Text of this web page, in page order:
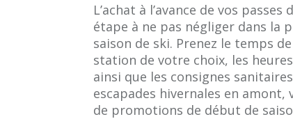
L’achat à l’avance de vos
étape à ne pas négliger dans la
saison de ski. Prenez le temps
station de votre choix, les
ainsi que les consignes
escapades hivernales en
de promotions de début de